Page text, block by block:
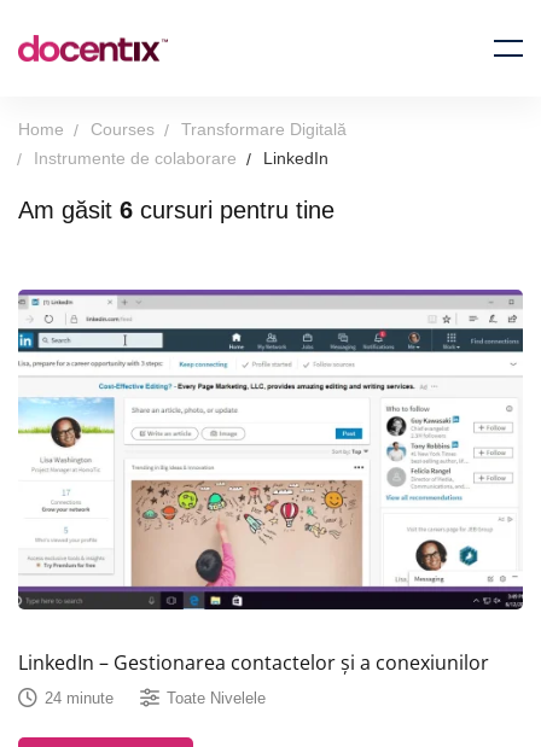
Home Courses
Transformare Digitală
Instrumente de colaborare
LinkedIn
Am găsit 6 cursuri pentru tine
LinkedIn – Gestionarea contactelor și a conexiunilor
24 minute Toate Nivelele